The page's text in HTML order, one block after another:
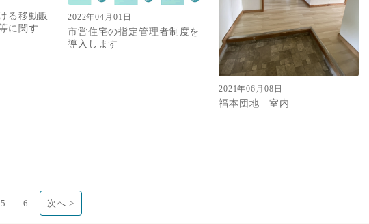
る移動販
に関す...
2022年04月01日
市営住宅の指定管理者制度を
導入します
2021年06月08日
福本団地 室内
5 6 次へ >